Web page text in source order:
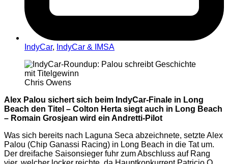
IndyCar, IndyCar & IMSA
Chris Owens
Alex Palou sichert sich beim IndyCar-Finale in Long
Beach den Titel – Colton Herta siegt auch in Long Beach
– Romain Grosjean wird ein Andretti-Pilot
Was sich bereits nach Laguna Seca abzeichnete, setzte Alex
Palou (Chip Ganassi Racing) in Long Beach in die Tat um.
Der dreifache Saisonsieger fuhr zum Abschluss auf Rang